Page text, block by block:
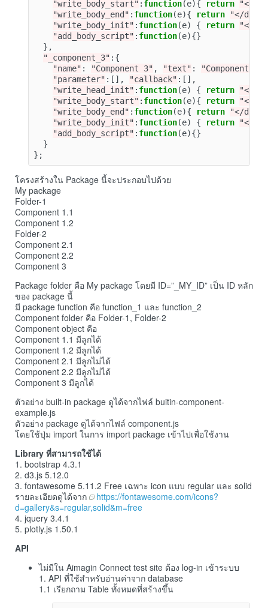
"write_body_start" : function(e){ return
"write_body_end" : function(e){ return
"</div>"
"write_body_init" : function(e) { return
"add_body_script" : function(e){}
},
"_component_3" :{
"name" : "Component 3" , "text" : "Component 3"
"parameter" :[], "callback" :[],
"write_head_init" : function(e) { return
"write_body_start" : function(e){ return
"write_body_end" : function(e){ return
"</div>"
"write_body_init" : function(e) { return
"add_body_script" : function(e){}
}
};
โครงสร้างใน Package นี้จะประกอบไปด้วย
My package
Folder-1
Component 1.1
Component 1.2
Folder-2
Component 2.1
Component 2.2
Component 3
Package folder คือ My package โดยมี ID=”_MY_ID” เป็น ID หลัก
ของ package นี้
มี package function คือ function_1 และ function_2
Component folder คือ Folder-1, Folder-2
Component object คือ
Component 1.1 มีลูกได้
Component 1.2 มีลูกได้
Component 2.1 มีลูกไม่ได้
Component 2.2 มีลูกไม่ได้
Component 3 มีลูกได้
ตัวอย่าง built-in package ดูได้จากไฟล์ buitin-component-
example.js
ตัวอย่าง package ดูได้จากไฟล์ component.js
โดยใช้ปุ่ม import ในการ import package เข้าไปเพื่อใช้งาน
Library ที่สามารถใช้ได้
1. bootstrap 4.3.1
2. d3.js 5.12.0
3. fontawesome 5.11.2 Free เฉพาะ icon แบบ regular และ solid
รายละเอียดดูได้จาก
https://fontawesome.com/icons?
d=gallery&s=regular,solid&m=free
4. jquery 3.4.1
5. plotly.js 1.50.1
API
ไม่มีใน Aimagin Connect test site ต้อง log-in เข้าระบบ
1. API ที่ใช้สำหรับอ่านค่าจาก database
1.1 เรียกถาม Table ทั้งหมดที่สร้างขึ้น